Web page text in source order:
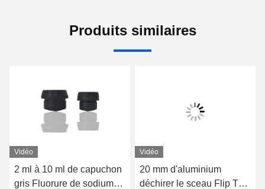
Produits similaires
Vidéo
2 ml à 10 ml de capuchon
gris Fluorure de sodium
Vidéo
20 mm d'aluminium
déchirer le sceau Flip Top